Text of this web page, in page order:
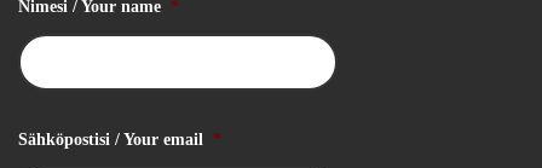
Nimesi / Your name *
Sähköpostisi / Your email *